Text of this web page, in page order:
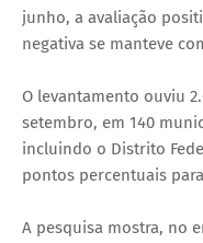
junho, a avaliação
negativa se manteve
O levantamento ouviu
setembro, em 140
incluindo o Distrito
pontos percentuais
A pesquisa mostra, no